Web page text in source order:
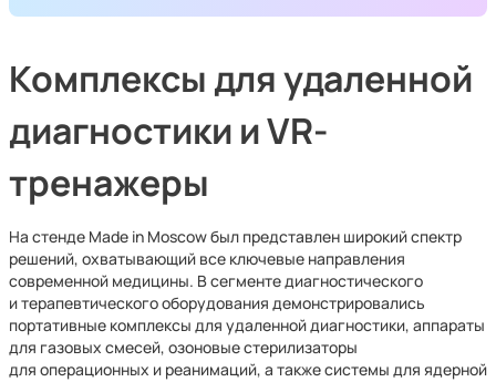
Комплексы для удаленной
диагностики и VR-
тренажеры
На стенде Made in Moscow был представлен широкий спектр
решений, охватывающий все ключевые направления
современной медицины. В сегменте диагностического
и терапевтического оборудования демонстрировались
портативные комплексы для удаленной диагностики, аппараты
для газовых смесей, озоновые стерилизаторы
для операционных и реанимаций, а также системы для ядерной